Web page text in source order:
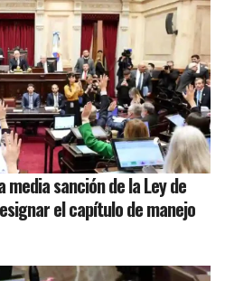
sanción de la Ley de
el capítulo de manejo